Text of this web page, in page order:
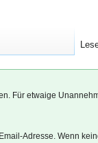
Für etwaige
Adresse. Wenn